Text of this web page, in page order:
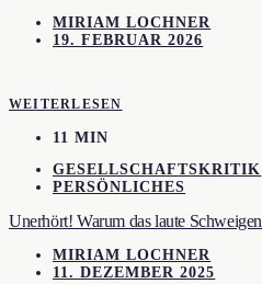
MIRIAM LOCHNER
19. FEBRUAR 2026
WEITERLESEN
11 MIN
GESELLSCHAFTSKRITIK
PERSÖNLICHES
Unerhört! Warum das laute
MIRIAM LOCHNER
11. DEZEMBER 2025